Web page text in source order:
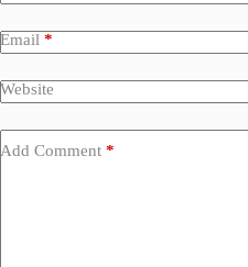
Email *
Website
Add Comment *